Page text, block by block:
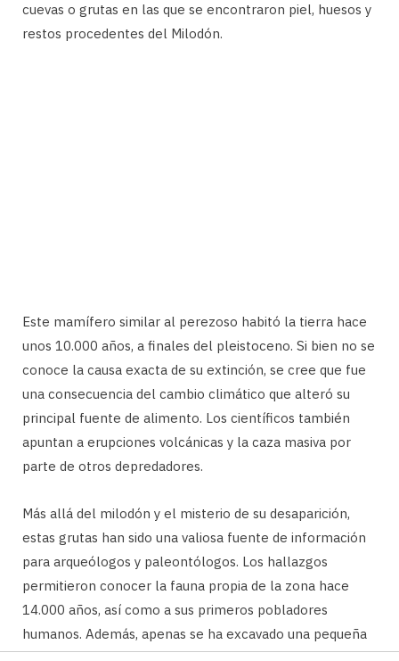
cuevas o grutas en las que se encontraron piel, huesos y
restos procedentes del Milodón.
Este mamífero similar al perezoso habitó la tierra hace
unos 10.000 años, a finales del pleistoceno. Si bien no se
conoce la causa exacta de su extinción, se cree que fue
una consecuencia del cambio climático que alteró su
principal fuente de alimento. Los científicos también
apuntan a erupciones volcánicas y la caza masiva por
parte de otros depredadores.
Más allá del milodón y el misterio de su desaparición,
estas grutas han sido una valiosa fuente de información
para arqueólogos y paleontólogos. Los hallazgos
permitieron conocer la fauna propia de la zona hace
14.000 años, así como a sus primeros pobladores
humanos. Además, apenas se ha excavado una pequeña